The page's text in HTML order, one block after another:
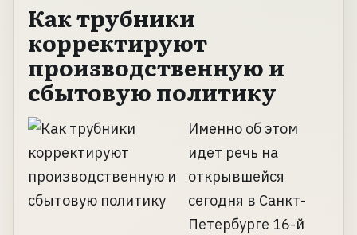
Как трубники
корректируют
производственную и
сбытовую политику
Именно об этом
идет речь на
открывшейся
сегодня в Санкт-
Петербурге 16-й